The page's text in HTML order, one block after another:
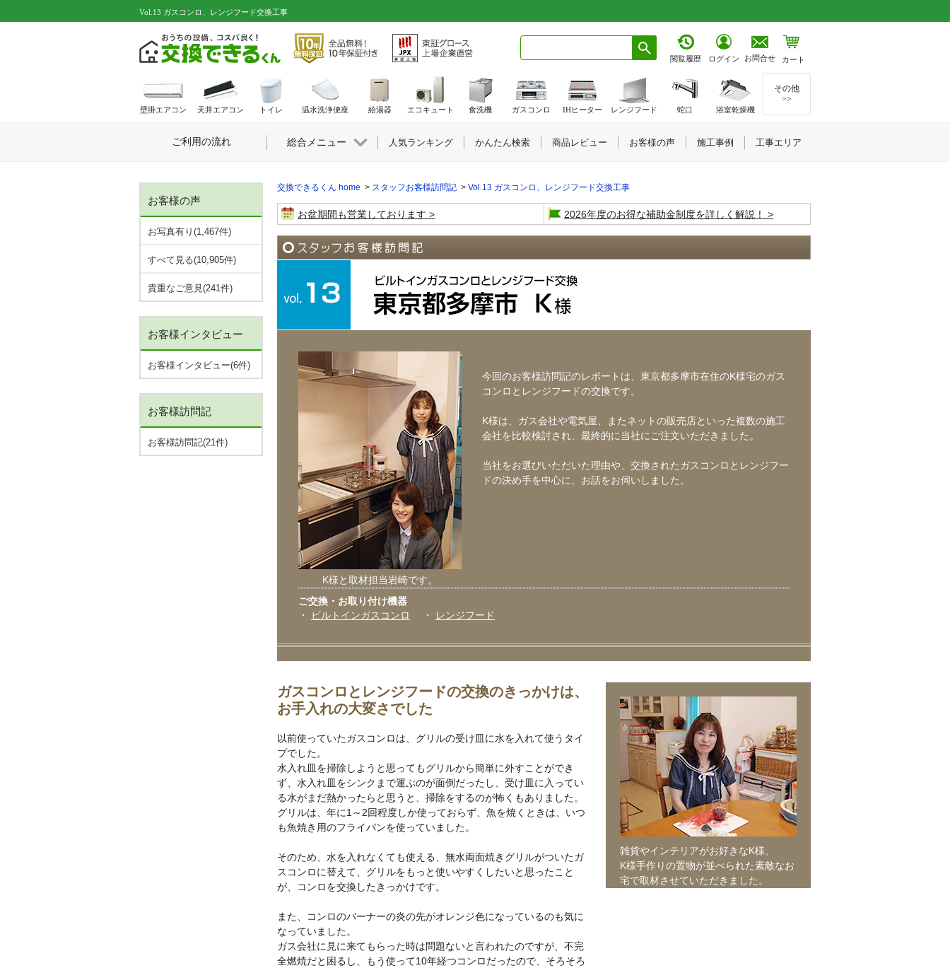
Vol.13 ガスコンロ、レンジフード交換工事
閲覧履歴 ログイン お問合せ カート
交換できるくん home スタッフお客様訪問記 Vol.13 ガスコンロ、レンジフード交換工事
お盆期間も営業しております 2026年度のお得な補助金制度を詳しく解説！
K様と取材担当岩崎です。
今回のお客様訪問記のレポートは、東京都多摩市在住のK様宅のガス
コンロとレンジフードの交換です。
K様は、ガス会社や電気屋、またネットの販売店といった複数の施工
会社を比較検討され、最終的に当社にご注文いただきました。
当社をお選びいただいた理由や、交換されたガスコンロとレンジフー
ドの決め手を中心に、お話をお伺いしました。
ご交換・お取り付け機器
・
ビルトインガスコンロ ・ レンジフード
ガスコンロとレンジフードの交換のきっかけは、
お手入れの大変さでした
以前使っていたガスコンロは、グリルの受け皿に水を入れて使うタイ
プでした。
水入れ皿を掃除しようと思ってもグリルから簡単に外すことができ
ず、水入れ皿をシンクまで運ぶのが面倒だったし、受け皿に入ってい
る水がまだ熱かったらと思うと、掃除をするのが怖くもありました。
グリルは、年に1～2回程度しか使っておらず、魚を焼くときは、いつ
も魚焼き用のフライパンを使っていました。
そのため、水を入れなくても使える、無水両面焼きグリルがついたガ
スコンロに替えて、グリルをもっと使いやすくしたいと思ったこと
が、コンロを交換したきっかけです。
また、コンロのバーナーの炎の先がオレンジ色になっているのも気に
なっていました。
ガス会社に見に来てもらった時は問題ないと言われたのですが、不完
全燃焼だと困るし、もう使って10年経つコンロだったので、そろそろ
雑貨やインテリアがお好きなK様。
K様手作りの置物が並べられた素敵なお
宅で取材させていただきました。
お客様の声
お写真有り(1,467件)
すべて見る(10,905件)
貴重なご意見(241件)
お客様インタビュー
お客様インタビュー(6件)
お客様訪問記
お客様訪問記(21件)
壁掛エアコン 天井エアコン トイレ 温水洗浄便座 給湯器 エコキュート 食洗機 ガスコンロ IHヒーター レンジフード 蛇口 浴室乾燥機
その他
>>
ご利用の流れ 総合メニュー 人気ランキング かんたん検索 商品レビュー お客様の声 施工事例 工事エリア